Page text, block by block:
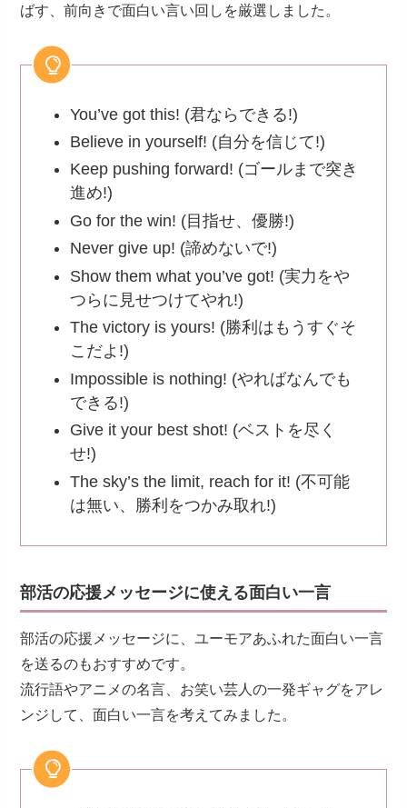
ばす、前向きで面白い言い回しを厳選しました。
You’ve got this! (君ならできる!)
Believe in yourself! (自分を信じて!)
Keep pushing forward! (ゴールまで突き
進め!)
Go for the win! (目指せ、優勝!)
Never give up! (諦めないで!)
Show them what you’ve got! (実力をや
つらに見せつけてやれ!)
The victory is yours! (勝利はもうすぐそ
こだよ!)
Impossible is nothing! (やればなんでも
できる!)
Give it your best shot! (ベストを尽く
せ!)
The sky’s the limit, reach for it! (不可能
は無い、勝利をつかみ取れ!)
部活の応援メッセージに使える面白い一言
部活の応援メッセージに、ユーモアあふれた面白い一言
を送るのもおすすめです。
流行語やアニメの名言、お笑い芸人の一発ギャグをアレ
ンジして、面白い一言を考えてみました。